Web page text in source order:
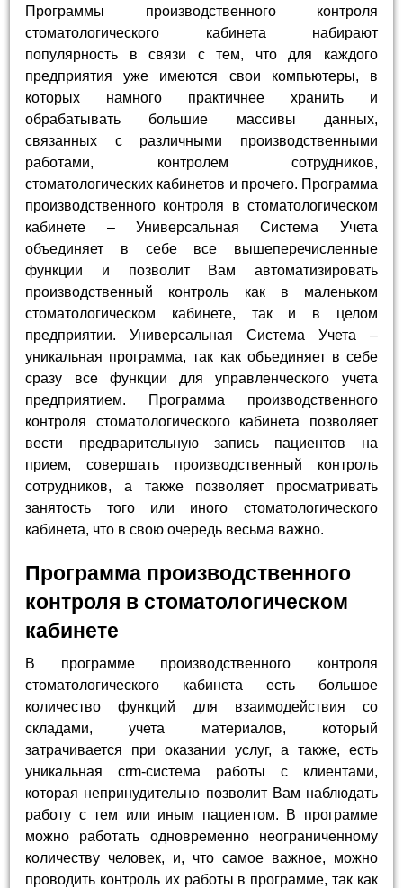
Программы производственного контроля
стоматологического кабинета набирают
популярность в связи с тем, что для каждого
предприятия уже имеются свои компьютеры, в
которых намного практичнее хранить и
обрабатывать большие массивы данных,
связанных с различными производственными
работами, контролем сотрудников,
стоматологических кабинетов и прочего. Программа
производственного контроля в стоматологическом
кабинете – Универсальная Система Учета
объединяет в себе все вышеперечисленные
функции и позволит Вам автоматизировать
производственный контроль как в маленьком
стоматологическом кабинете, так и в целом
предприятии. Универсальная Система Учета –
уникальная программа, так как объединяет в себе
сразу все функции для управленческого учета
предприятием. Программа производственного
контроля стоматологического кабинета позволяет
вести предварительную запись пациентов на
прием, совершать производственный контроль
сотрудников, а также позволяет просматривать
занятость того или иного стоматологического
кабинета, что в свою очередь весьма важно.
Программа производственного
контроля в стоматологическом
кабинете
В программе производственного контроля
стоматологического кабинета есть большое
количество функций для взаимодействия со
складами, учета материалов, который
затрачивается при оказании услуг, а также, есть
уникальная crm-система работы с клиентами,
которая непринудительно позволит Вам наблюдать
работу с тем или иным пациентом. В программе
можно работать одновременно неограниченному
количеству человек, и, что самое важное, можно
проводить контроль их работы в программе, так как